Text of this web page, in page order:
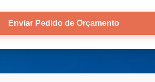
Enviar Pedido de Orçamento